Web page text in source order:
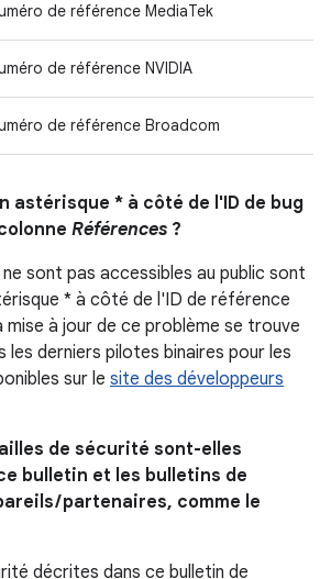
de référence MediaTek
de référence NVIDIA
de référence Broadcom
astérisque * à côté de l'ID de bug
Références ?
sont pas accessibles au public sont
* à côté de l'ID de référence
à jour de ce problème se trouve
les derniers pilotes binaires pour les
sur le site des développeurs
de sécurité sont-elles
bulletin et les bulletins de
/ partenaires, comme le
décrites dans ce bulletin de